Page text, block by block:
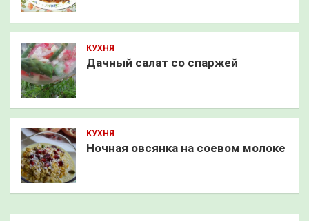
КУХНЯ
Дачный салат со спаржей
КУХНЯ
Ночная овсянка на соевом молоке